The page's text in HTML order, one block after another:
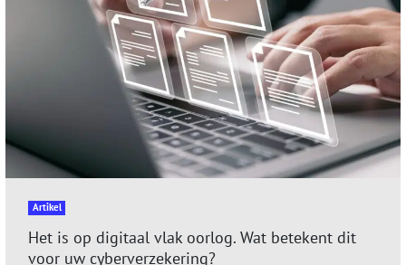
Artikel
Het is op digitaal vlak oorlog. Wat betekent dit
voor uw cyberverzekering?